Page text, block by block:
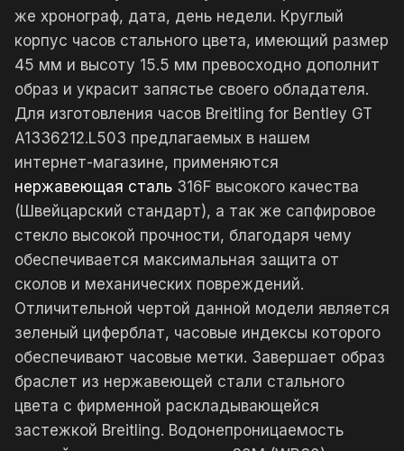
же хронограф, дата, день недели. Круглый
корпус часов стального цвета, имеющий размер
45 мм и высоту 15.5 мм превосходно дополнит
образ и украсит запястье своего обладателя.
Для изготовления часов Breitling for Bentley GT
A1336212.L503 предлагаемых в нашем
интернет-магазине, применяются
нержавеющая сталь 316F высокого качества
(Швейцарский стандарт), а так же сапфировое
стекло высокой прочности, благодаря чему
обеспечивается максимальная защита от
сколов и механических повреждений.
Отличительной чертой данной модели является
зеленый циферблат, часовые индексы которого
обеспечивают часовые метки. Завершает образ
браслет из нержавеющей стали стального
цвета с фирменной раскладывающейся
застежкой Breitling. Водонепроницаемость